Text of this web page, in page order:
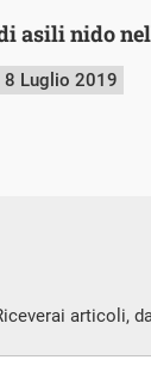
asili nido
8 Luglio 2019
articoli,